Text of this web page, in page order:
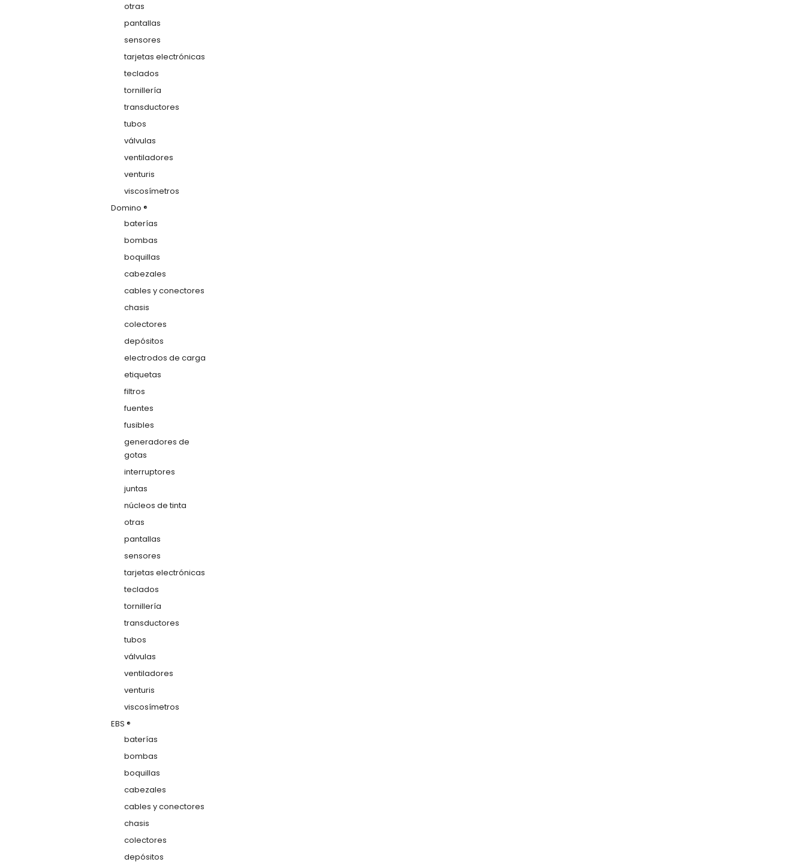
otras
pantallas
sensores
tarjetas electrónicas
teclados
tornillería
transductores
tubos
válvulas
ventiladores
venturis
viscosímetros
Domino ®
baterías
bombas
boquillas
cabezales
cables y conectores
chasis
colectores
depósitos
electrodos de carga
etiquetas
filtros
fuentes
fusibles
generadores de
gotas
interruptores
juntas
núcleos de tinta
otras
pantallas
sensores
tarjetas electrónicas
teclados
tornillería
transductores
tubos
válvulas
ventiladores
venturis
viscosímetros
EBS ®
baterías
bombas
boquillas
cabezales
cables y conectores
chasis
colectores
depósitos